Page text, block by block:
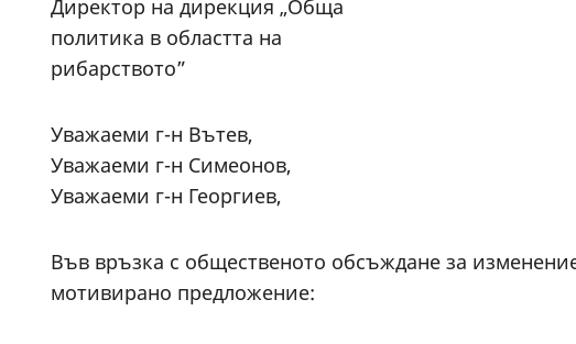
Директор на дирекция „Обща
политика в областта на
рибарството”
Уважаеми г-н Вътев,
Уважаеми г-н Симеонов,
Уважаеми г-н Георгиев,
Във връзка с общественото обсъждане за
мотивирано предложение: